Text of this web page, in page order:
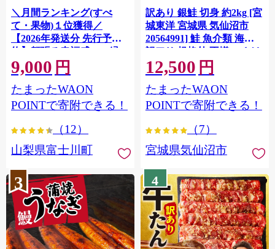
＼月間ランキング(すべ
て・果物)１位獲得／
【2026年発送分 先行予
約】頬張る幸福感 〜緑の
宝石・ シャインマスカッ
ト 〜 １ｋｇ以上（２〜３
房） フルーツ 山梨県産 果
物 くだもの シャイン マス
大粒 種なし 先行予約 富士
円 九千円
9,000 円
たまったWAON
POINTで寄附できる！
（12）
山梨県富士川町
訳あり 銀鮭 切身 約2kg [宮
城東洋 宮城県 気仙沼市
20564991] 鮭 魚介類 海鮮
訳アリ 規格外 不揃い さけ
サケ 鮭切身 シャケ 切り身
冷凍 家庭用 おかず 弁当 支
援 サーモン 銀鮭切り身 魚
わけあり
12,500 円
たまったWAON
POINTで寄附できる！
（7）
宮城県気仙沼市
3 4